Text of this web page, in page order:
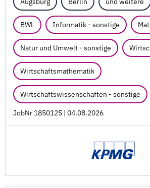
BWL Informatik - sonstige
Natur und Umwelt - sonstige
Wirtschaftsmathematik
Wirtschaftswissenschaften - sonstige
JobNr 1850125 | 04.08.2026